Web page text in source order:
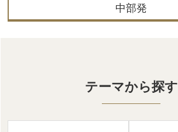
中部発
関西発
テーマから探す